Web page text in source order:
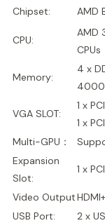
Chipset:
AMD
CPU:
AMD
CPUs
Memory:
4 x
VGA SLOT:
1 x
1 x
Multi-GPU：
Expansion
Slot:
1 x
Video Output
USB Port:
2 x